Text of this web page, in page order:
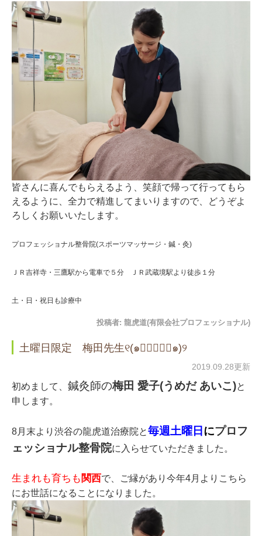
皆さんに喜んでもらえるよう、笑顔で帰って行ってもら
えるように、全力で精進してまいりますので、どうぞよ
ろしくお願いいたします。
プロフェッショナル整骨院(スポーツマッサージ・鍼・灸)
ＪＲ吉祥寺・三鷹駅から電車で５分 ＪＲ武蔵境駅より徒歩１分
土・日・祝日も診療中
投稿者: 龍虎道(有限会社プロフェッショナル)
土曜日限定 梅田先生୧(๑❛ั⌔❛ั๑)୨
2019.09.28更新
初めまして、 鍼灸師の梅田 愛子(うめだ あいこ)と
申します。
8月末より渋谷の龍虎道治療院と毎週土曜日 にプロフ
ェッショナル整骨院に入らせていただきました。
生まれも育ちも 関西で、ご縁があり今年4月よりこちら
にお世話になることになりました。